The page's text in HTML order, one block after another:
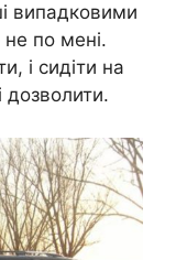
випадковими
не по мені.
і сидіти на
дозволити.